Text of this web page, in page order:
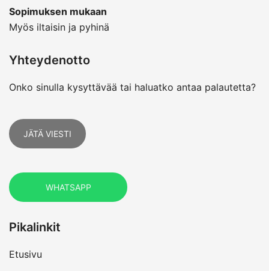
Sopimuksen mukaan
Myös iltaisin ja pyhinä
Yhteydenotto
Onko sinulla kysyttävää tai haluatko antaa palautetta?
JÄTÄ VIESTI
WHATSAPP
Pikalinkit
Etusivu